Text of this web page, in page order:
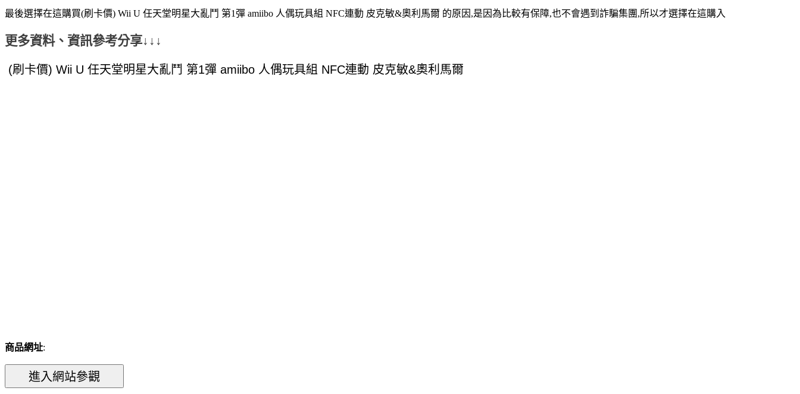
最後選擇在這購買(刷卡價) Wii U 任天堂明星大亂鬥 第1彈 amiibo 人偶玩具組 NFC連動 皮克敏&奧利馬爾 的原因,是因為比較有保障,也不會遇到詐騙集團,所以才選擇在這購入
更多資料、資訊參考分享↓↓↓
商品網址: